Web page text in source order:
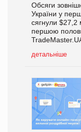
Обсяги
України у
сягнули $27,2
першою
детальніше